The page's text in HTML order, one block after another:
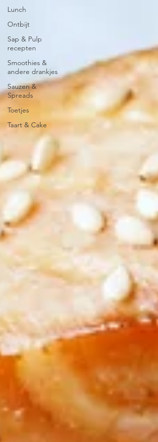
Lunch
Ontbijt
Sap & Pulp
recepten
Smoothies &
andere drankjes
Sauzen &
Spreads
Toetjes
Taart & Cake